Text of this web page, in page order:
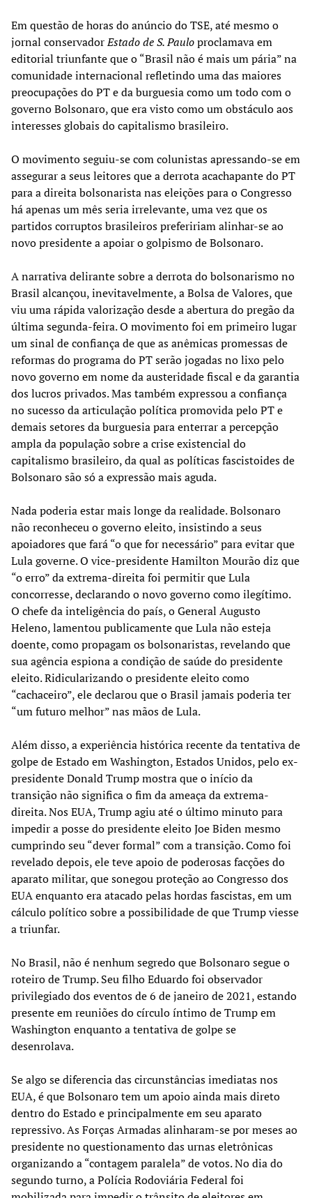
Em questão de horas do anúncio do TSE, até mesmo o
jornal conservadorEstado de S. Pauloproclamava em
editorial triunfante que o “Brasil não é mais um pária” na
comunidade internacional refletindo uma das maiores
preocupações do PT e da burguesia como um todo com o
governo Bolsonaro, que era visto como um obstáculo aos
interesses globais do capitalismo brasileiro.
O movimento seguiu-se com colunistas apressando-se em
assegurar a seus leitores que a derrota acachapante do PT
para a direita bolsonarista nas eleições para o Congresso
há apenas um mês seria irrelevante, uma vez que os
partidos corruptos brasileiros prefeririam alinhar-se ao
novo presidente a apoiar o golpismo de Bolsonaro.
A narrativa delirante sobre a derrota do bolsonarismo no
Brasil alcançou, inevitavelmente, a Bolsa de Valores, que
viu uma rápida valorização desde a abertura do pregão da
última segunda-feira. O movimento foi em primeiro lugar
um sinal de confiança de que as anêmicas promessas de
reformas do programa do PT serão jogadas no lixo pelo
novo governo em nome da austeridade fiscal e da garantia
dos lucros privados. Mas também expressou a confiança
no sucesso da articulação política promovida pelo PT e
demais setores da burguesia para enterrar a percepção
ampla da população sobre a crise existencial do
capitalismo brasileiro, da qual as políticas fascistoides de
Bolsonaro são só a expressão mais aguda.
Nada poderia estar mais longe da realidade. Bolsonaro
não reconheceu o governo eleito, insistindo a seus
apoiadores que fará “o que for necessário” para evitar que
Lula governe. O vice-presidente Hamilton Mourão diz que
“o erro” da extrema-direita foi permitir que Lula
concorresse, declarando o novo governo como ilegítimo.
O chefe da inteligência do país, o General Augusto
Heleno, lamentou publicamente que Lula não esteja
doente, como propagam os bolsonaristas, revelando que
sua agência espiona a condição de saúde do presidente
eleito. Ridicularizando o presidente eleito como
“cachaceiro”, ele declarou que o Brasil jamais poderia ter
“um futuro melhor” nas mãos de Lula.
Além disso, a experiência histórica recente da tentativa de
golpe de Estado em Washington, Estados Unidos, pelo ex-
presidente Donald Trump mostra que o início da
transição não significa o fim da ameaça da extrema-
direita. Nos EUA, Trump agiu até o último minuto para
impedir a posse do presidente eleito Joe Biden mesmo
cumprindo seu “dever formal” com a transição. Como foi
revelado depois, ele teve apoio de poderosas facções do
aparato militar, que sonegou proteção ao Congresso dos
EUA enquanto era atacado pelas hordas fascistas, em um
cálculo político sobre a possibilidade de que Trump viesse
a triunfar.
No Brasil, não é nenhum segredo que Bolsonaro segue o
roteiro de Trump. Seu filho Eduardo foi observador
privilegiado dos eventos de 6 de janeiro de 2021, estando
presente em reuniões do círculo íntimo de Trump em
Washington enquanto a tentativa de golpe se
desenrolava.
Se algo se diferencia das circunstâncias imediatas nos
EUA, é que Bolsonaro tem um apoio ainda mais direto
dentro do Estado e principalmente em seu aparato
repressivo. As Forças Armadas alinharam-se por meses ao
presidente no questionamento das urnas eletrônicas
organizando a “contagem paralela” de votos. No dia do
segundo turno, a Polícia Rodoviária Federal foi